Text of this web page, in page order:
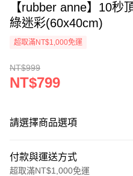
【rubber anne】10秒
綠迷彩(60x40cm)
超取滿NT$1,000免運
NT$999
NT$799
請選擇商品選項
付款與運送方式
超取滿NT$1,000免運